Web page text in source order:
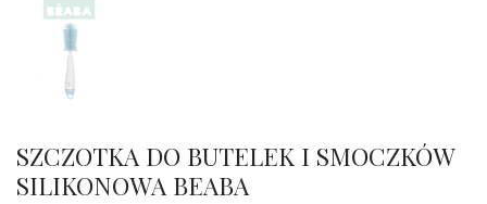
SZCZOTKA DO BUTELEK I SMOCZKÓW
SILIKONOWA BEABA